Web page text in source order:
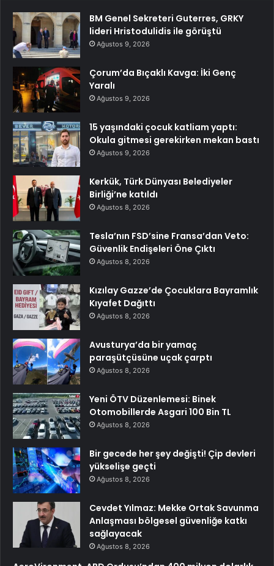
BM Genel Sekreteri Guterres, GRKY
lideri Hristodulidis ile görüştü
Ağustos 9, 2026
Çorum’da Bıçaklı Kavga: İki Genç
Yaralı
Ağustos 9, 2026
15 yaşındaki çocuk katliam yaptı:
Okula gitmesi gerekirken mekan bastı
Ağustos 9, 2026
Kerkük, Türk Dünyası Belediyeler
Birliği’ne katıldı
Ağustos 8, 2026
Tesla’nın FSD’sine Fransa’dan Veto:
Güvenlik Endişeleri Öne Çıktı
Ağustos 8, 2026
Kızılay Gazze’de Çocuklara Bayramlık
Kıyafet Dağıttı
Ağustos 8, 2026
Avusturya’da bir yamaç
paraşütçüsüne uçak çarptı
Ağustos 8, 2026
Yeni ÖTV Düzenlemesi: Binek
Otomobillerde Asgari 100 Bin TL
Ağustos 8, 2026
Bir gecede her şey değişti! Çip devleri
yükselişe geçti
Ağustos 8, 2026
Cevdet Yılmaz: Mekke Ortak Savunma
Anlaşması bölgesel güvenliğe katkı
sağlayacak
Ağustos 8, 2026